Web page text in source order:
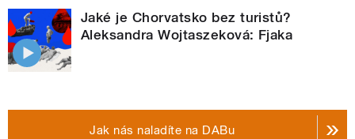
Jaké je Chorvatsko bez turistů?
Aleksandra Wojtaszeková: Fjaka
Jak nás naladíte na DABu